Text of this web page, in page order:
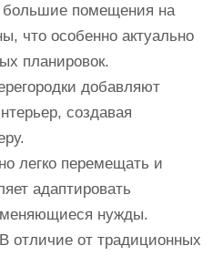
большие помещения на
что особенно актуально
планировок.
добавляют
создавая
легко перемещать и
адаптировать
нужды.
В отличие от традиционных